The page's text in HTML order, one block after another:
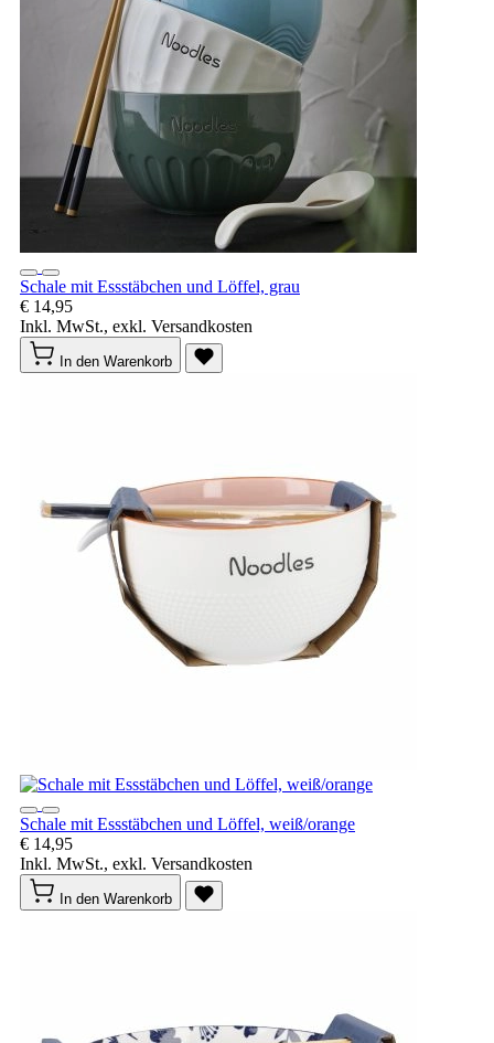
Schale mit Essstäbchen und Löffel, grau
€ 14,95
Inkl. MwSt., exkl. Versandkosten
In den Warenkorb
Schale mit Essstäbchen und Löffel, weiß/orange
€ 14,95
Inkl. MwSt., exkl. Versandkosten
In den Warenkorb